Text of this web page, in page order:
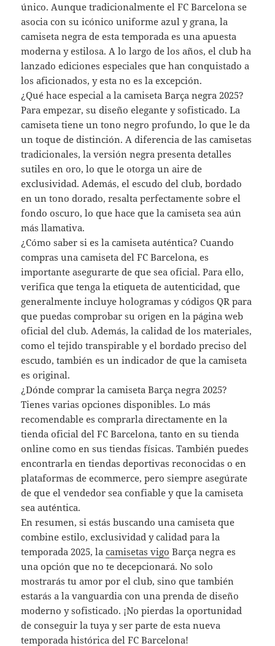
único. Aunque tradicionalmente el FC Barcelona se
asocia con su icónico uniforme azul y grana, la
camiseta negra de esta temporada es una apuesta
moderna y estilosa. A lo largo de los años, el club ha
lanzado ediciones especiales que han conquistado a
los aficionados, y esta no es la excepción.
¿Qué hace especial a la camiseta Barça negra 2025?
Para empezar, su diseño elegante y sofisticado. La
camiseta tiene un tono negro profundo, lo que le da
un toque de distinción. A diferencia de las camisetas
tradicionales, la versión negra presenta detalles
sutiles en oro, lo que le otorga un aire de
exclusividad. Además, el escudo del club, bordado
en un tono dorado, resalta perfectamente sobre el
fondo oscuro, lo que hace que la camiseta sea aún
más llamativa.
¿Cómo saber si es la camiseta auténtica? Cuando
compras una camiseta del FC Barcelona, es
importante asegurarte de que sea oficial. Para ello,
verifica que tenga la etiqueta de autenticidad, que
generalmente incluye hologramas y códigos QR para
que puedas comprobar su origen en la página web
oficial del club. Además, la calidad de los materiales,
como el tejido transpirable y el bordado preciso del
escudo, también es un indicador de que la camiseta
es original.
¿Dónde comprar la camiseta Barça negra 2025?
Tienes varias opciones disponibles. Lo más
recomendable es comprarla directamente en la
tienda oficial del FC Barcelona, tanto en su tienda
online como en sus tiendas físicas. También puedes
encontrarla en tiendas deportivas reconocidas o en
plataformas de ecommerce, pero siempre asegúrate
de que el vendedor sea confiable y que la camiseta
sea auténtica.
En resumen, si estás buscando una camiseta que
combine estilo, exclusividad y calidad para la
temporada 2025, lacamisetas vigo Barça negra es
una opción que no te decepcionará. No solo
mostrarás tu amor por el club, sino que también
estarás a la vanguardia con una prenda de diseño
moderno y sofisticado. ¡No pierdas la oportunidad
de conseguir la tuya y ser parte de esta nueva
temporada histórica del FC Barcelona!